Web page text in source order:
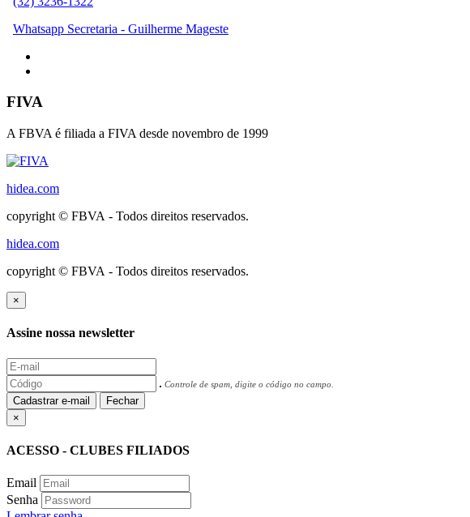
Whatsapp Secretaria - Guilherme Mageste
FIVA
A FBVA é filiada a FIVA desde novembro de 1999
hidea.com
copyright © FBVA - Todos direitos reservados.
hidea.com
copyright © FBVA - Todos direitos reservados.
×
Assine nossa newsletter
Controle de spam, digite o código no campo.
Cadastrar e-mail
Fechar
×
ACESSO - CLUBES FILIADOS
Email
Senha